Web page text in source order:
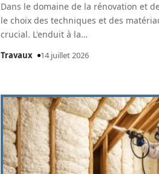
Dans le domaine de la rénovation et
le choix des techniques et des
crucial. L'enduit à la…
Travaux 14 juillet 2026